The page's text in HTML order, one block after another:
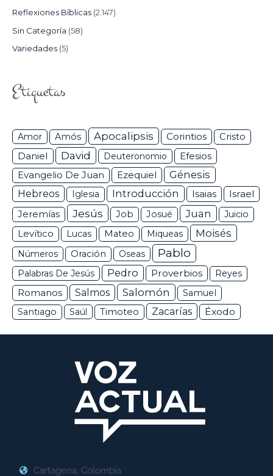
Reflexiones Bíblicas (2.147)
Sin Categoría (58)
Variedades (5)
Etiquetas
Amor Amós Apocalipsis Corintios Cristo
Daniel David Deuteronomio Efesios
Evangelio De Juan Ezequiel
Génesis
Hebreos
Iglesia Introducción Isaias Israel
Jeremías Jesús Job Josué Juan
Juicio
Levítico
Lucas Mateo Miqueas Moisés
Números Oración Oseas Pablo
Palabras De Jesús Pedro Proverbios Reyes
Romanos Salmos Salomón
Samuel
Santiago
Saúl Timoteo Zacarías Éxodo
Cartagena, Colombia